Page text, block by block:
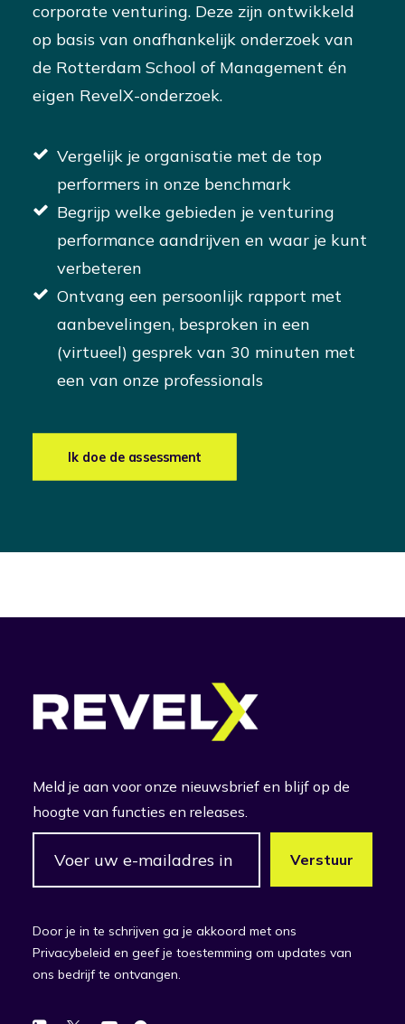
corporate venturing. Deze zijn ontwikkeld
op basis van onafhankelijk onderzoek van
de Rotterdam School of Management én
eigen RevelX-onderzoek.
Vergelijk je organisatie met de top
performers in onze benchmark
Begrijp welke gebieden je venturing
performance aandrijven en waar je kunt
verbeteren
Ontvang een persoonlijk rapport met
aanbevelingen, besproken in een
(virtueel) gesprek van 30 minuten met
een van onze professionals
Ik doe de assessment
Meld je aan voor onze nieuwsbrief en blijf op de
hoogte van functies en releases.
Door je in te schrijven ga je akkoord met ons
Privacybeleid en geef je toestemming om updates van
ons bedrijf te ontvangen.